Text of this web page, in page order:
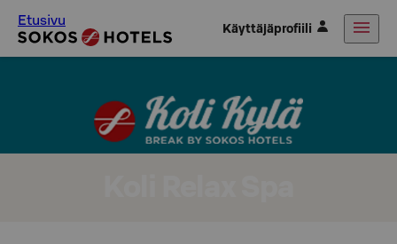
Etusivu Käyttäjäprofiili